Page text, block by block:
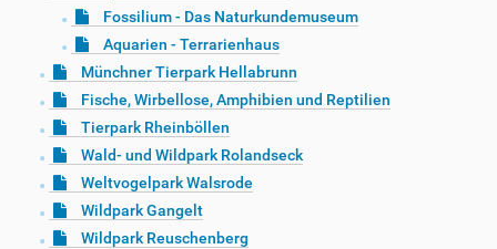
Fossilium - Das Naturkundemuseum
Aquarien - Terrarienhaus
Münchner Tierpark Hellabrunn
Fische, Wirbellose, Amphibien und Reptilien
Tierpark Rheinböllen
Wald- und Wildpark Rolandseck
Weltvogelpark Walsrode
Wildpark Gangelt
Wildpark Reuschenberg